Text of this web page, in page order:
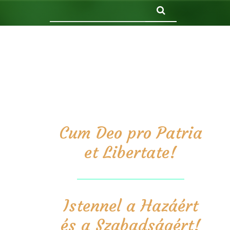
Cum Deo pro Patria
et Libertate!
Istennel a Hazáért
és a Szabadságért!